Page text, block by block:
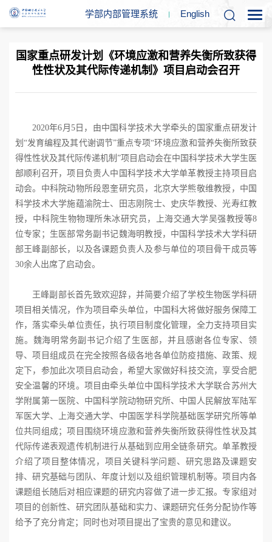
学部内部管理系统 English
国家重点研发计划《环境应激和营养失衡所致获得
性性状及其代际传递机制》项目启动会召开
2020年6月 5日，由中国科学技术大学牵头的国家重点研发计
划“发育编程及其代谢调节”重点专项“环境应激和营养失衡所致获
得性性状及其代际传递机制”项目启动会在中国科学技术大学生医
部顺利召开，项目负责人中国科学技术大学单革教授主持项目启
动会。中科院动物所段恩奎研究员，北京大学熊敬维教授，中国
科学技术大学施蕴渝院士、田志刚院士、史庆华教授、光寿红教
授，中科院生物物理所朱冰研究员，上海交通大学吴强教授等8
位专家；生医部常务副书记魏海明教授，中国科学技术大学科研
部王峰副部长，以及各课题负责人及参与单位的项目骨干成员等
30余人出席了启动会。
王峰副部长首先致欢迎辞，并简要介绍了学校生物医学科研
项目相关情况，作为项目牵头单位，中国科大将做好服务保障工
作，落实牵头单位责任，执行项目制度化管理，全力支持项目实
施。魏海明常务副书记介绍了生医部，并且感谢各位专家、领
导、项目组成员在完全按照各级各地各单位防疫措施、政策、规
定 下， 参加 此次项目启动会 ， 希望大家做好科技交流，享受合肥
安全温馨的环境。项目由牵头单位中国科学技术大学联合苏州大
学附属第一医院、中国科学院动物研究所、中国人民解放军陆军
军医大学、上海交通大学、中国医学科学院基础医学研究所等单
位共同组成；项目 围绕环境应激和营养失衡所致获得性性状及其
代际传递表观遗传机制进行从基础到应用全链条研究。单革教授
介绍了项目整体情况，项目关键科学问题、研究思路及课题安
排、研究基础与团队、年度计划以及组织管理机制等。项目内各
课题组长随后对相应课题的研究内容做了进一步汇报。专家组对
项目的创新性、研究团队基础和实力、课题研究任务分配协作等
给予了充分肯定；同时也对项目提出了宝贵的意见和建议。